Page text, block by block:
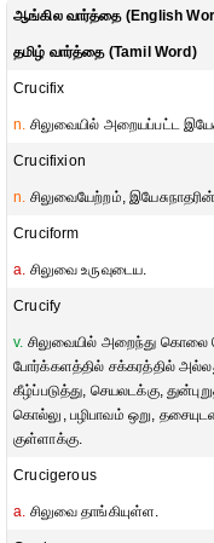
ஆங்கில வார்த்தை (English
தமிழ் வார்த்தை (Tamil Word)
Crucifix
n. சிலுவையில் அறையப்பட்ட
Crucifixion
n. சிலுவையேற்றம்,
Cruciform
a. சிலுவை உருவுடைய.
Crucify
v. சிலுவையில் அறைந்து கொலை
போர்க்களத்தில் சக்கரத்தில்
கீழ்ப்படுத்து, செயலடக்கு,
கொல்லு, பழிபாவம் ஒறு,
குள்ளாக்கு.
Crucigerous
a. சிலுவை தாங்கியுள்ள.